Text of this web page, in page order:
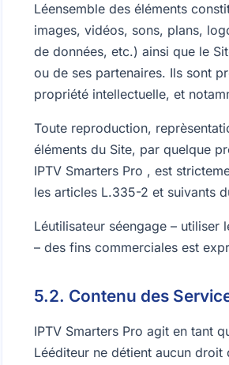
Léensemble des éléments
images, vidéos, sons, plans,
de données, etc.) ainsi que le
ou de ses partenaires. Ils sont
propriété intellectuelle, et
Toute reproduction,
éléments du Site, par quelque
IPTV Smarters Pro , est
les articles L.335-2 et suivants
Léutilisateur séengage –
– des fins commerciales est
5.2. Contenu des
IPTV Smarters Pro agit en tant
Lééditeur ne détient aucun